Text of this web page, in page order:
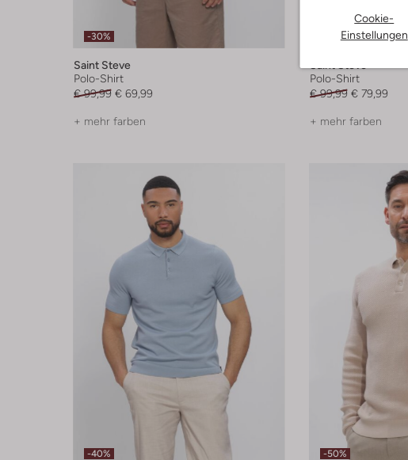
Cookie-
Einstellungen
-30%
Saint Steve
Polo-Shirt
€ 99,99 € 69,99
+ mehr farben
-20%
Polo-Shirt
€ 99,99 € 79,99
+ mehr farben
-40% -50%